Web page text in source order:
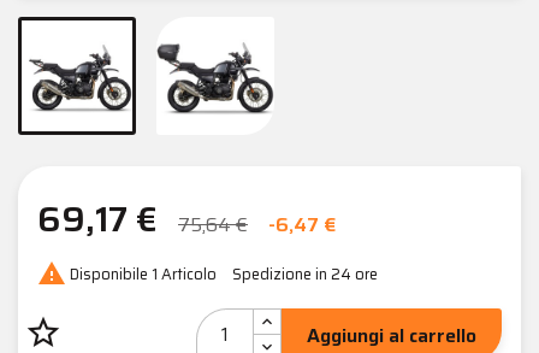
69,17 € 75,64 € -6,47 €
 Disponibile 1 Articolo Spedizione in 24 ore
star_border
Aggiungi al carrello